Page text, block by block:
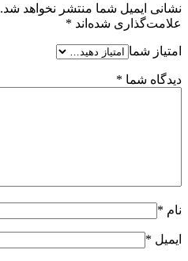
نشانی ایمیل شما منتشر نخواهد شد.
علامت‌گذاری شده‌اند *
امتیاز شما
دیدگاه شما *
نام *
ایمیل *